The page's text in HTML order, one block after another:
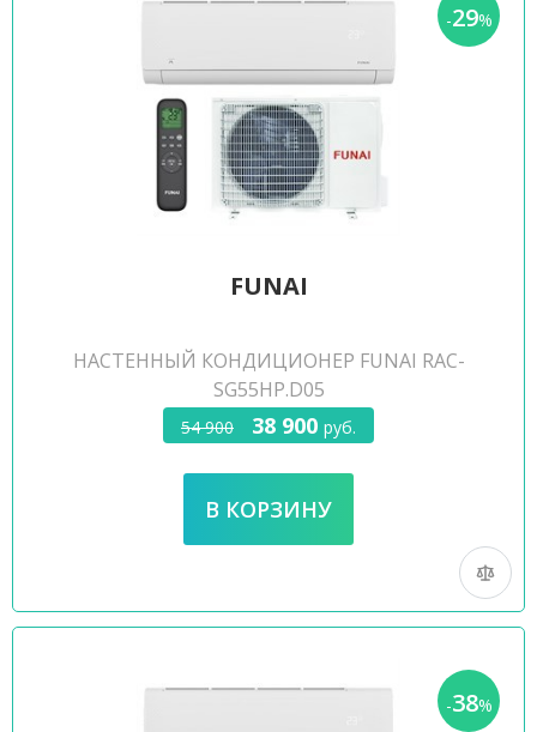
-29%
FUNAI
НАСТЕННЫЙ КОНДИЦИОНЕР FUNAI RAC-
SG55HP.D05
54 900 38 900 руб.
-38%